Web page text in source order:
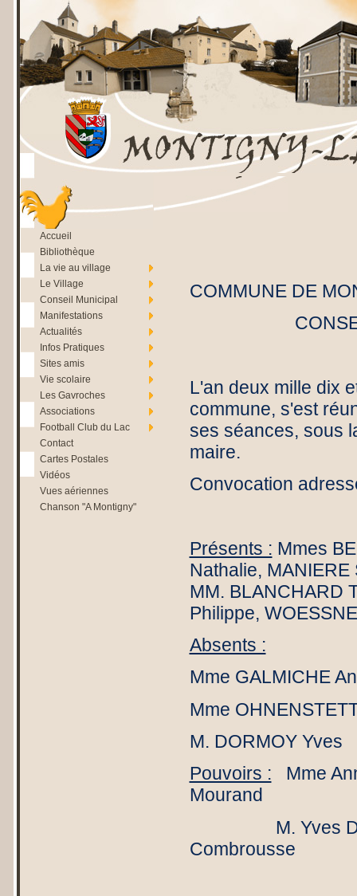
COMMUNE DE
L'an deux mille dix
commune, s'est
ses séances, sous
maire.
Convocation
Présents : Mmes
Nathalie,
MM. BLANCHARD
Philippe,
Absents :
Mme GALMICHE
Mme
M. DORMOY Yves
Pouvoirs : Mme
Mourand
M. Yves
Combrousse
Accueil
Bibliothèque
La vie au village
Le Village
Conseil Municipal
Manifestations
Actualités
Infos Pratiques
Sites amis
Vie scolaire
Les Gavroches
Associations
Football Club du Lac
Contact
Cartes Postales
Vidéos
Vues aériennes
Chanson "A Montigny"